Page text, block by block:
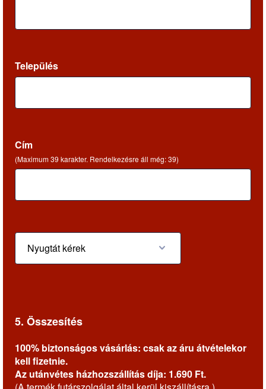
Település
Cím
(Maximum 39 karakter. Rendelkezésre áll még:39)
5. Összesítés
100% biztonságos vásárlás: csak az áru átvételekor
kell fizetnie.
Az utánvétes házhozszállítás díja: 1.690 Ft.